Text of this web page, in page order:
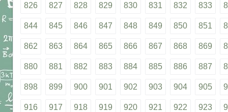
826 827 828 829 830 831 832 833
844 845 846 847 848 849 850 851
862 863 864 865 866 867 868 869
880 881 882 883 884 885 886 887
898 899 900 901 902 903 904 905
916 917 918 919 920 921 922 923